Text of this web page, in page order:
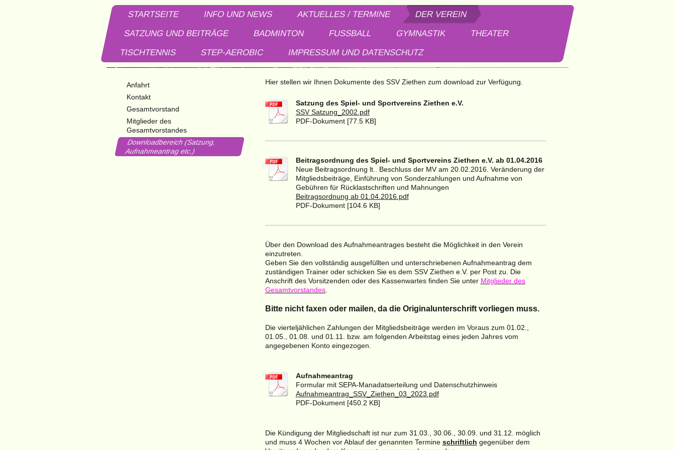
STARTSEITE INFO UND NEWS AKTUELLES / TERMINE
DER VEREIN
SATZUNG UND BEITRÄGE
BADMINTON FUSSBALL GYMNASTIK
THEATER
TISCHTENNIS
STEP-AEROBIC IMPRESSUM UND DATENSCHUTZ
Spiel- und Sportverein Ziethen e.V.
Hier stellen wir Ihnen Dokumente des SSV Ziethen zum download zur Verfügung.
Satzung des Spiel- und Sportvereins Ziethen e.V.
SSV Satzung_2002.pdf
PDF-Dokument [77.5 KB]
Beitragsordnung des Spiel- und Sportvereins Ziethen e.V. ab 01.04.2016
Neue Beitragsordnung lt.. Beschluss der MV am 20.02.2016. Veränderung der
Mitgliedsbeiträge, Einführung von Sonderzahlungen und Aufnahme von
Gebühren für Rücklastschriften und Mahnungen
Beitragsordnung ab 01.04.2016.pdf
PDF-Dokument [104.6 KB]
Über den Download des Aufnahmeantrages besteht die Möglichkeit in den Verein
einzutreten.
Geben Sie den vollständig ausgefüllten und unterschriebenen Aufnahmeantrag dem
zuständigen Trainer oder schicken Sie es dem SSV Ziethen e.V. per Post zu. Die
Anschrift des Vorsitzenden oder des Kassenwartes finden Sie unter Mitglieder des
Gesamtvorstandes.
Bitte nicht faxen oder mailen, da die Originalunterschrift vorliegen muss.
Die vierteljählichen Zahlungen der Mitgliedsbeiträge werden im Voraus zum 01.02.,
01.05., 01.08. und 01.11. bzw. am folgenden Arbeitstag eines jeden Jahres vom
angegebenen Konto eingezogen.
Aufnahmeantrag
Formular mit SEPA-Manadatserteilung und Datenschutzhinweis
Aufnahmeantrag_SSV_Ziethen_03_2023.pdf
PDF-Dokument [450.2 KB]
Die Kündigung der Mitgliedschaft ist nur zum 31.03., 30.06., 30.09. und 31.12. möglich
und muss 4 Wochen vor Ablauf der genannten Termine schriftlich gegenüber dem
Anfahrt
Kontakt
Gesamtvorstand
Mitglieder des
Gesamtvorstandes
Downloadbereich (Satzung,
Aufnahmeantrag etc.)